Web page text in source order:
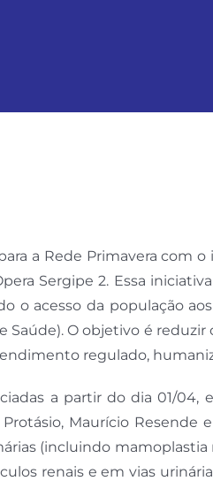
a Rede Primavera com
Sergipe 2. Essa
o acesso da população
Saúde). O objetivo é
regulado,
a partir do dia 01/
Maurício Resende
(incluindo
renais e em vias